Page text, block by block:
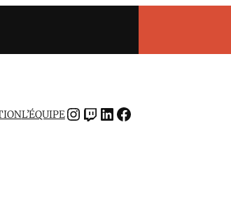
L’ÉQUIPEINSTAGRAMTWITCH LINKEDIN FACEBOOK